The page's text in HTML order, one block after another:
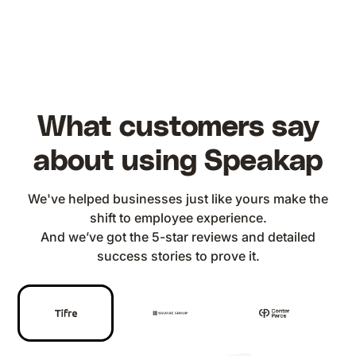
What customers say
about using Speakap
We've helped businesses just like yours make the
shift to employee experience.
And we’ve got the 5-star reviews and detailed
success stories to prove it.